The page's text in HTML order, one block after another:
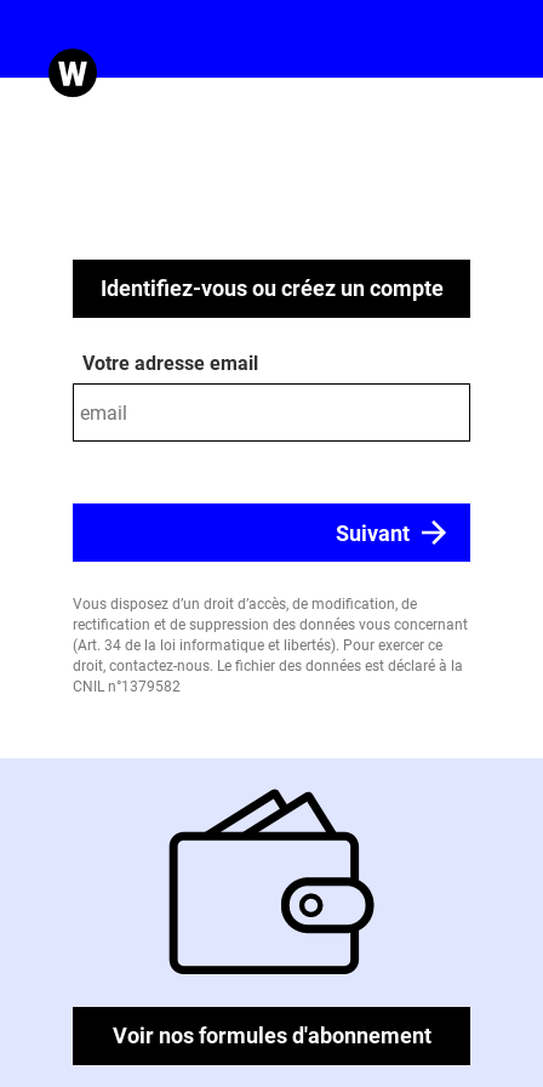
Identifiez-vous ou créez un compte
Votre adresse email
Vous disposez d’un droit d’accès, de modification, de
rectification et de suppression des données vous concernant
(Art. 34 de la loi informatique et libertés). Pour exercer ce
droit, contactez-nous. Le fichier des données est déclaré à la
CNIL n°1379582
Voir nos formules d'abonnement